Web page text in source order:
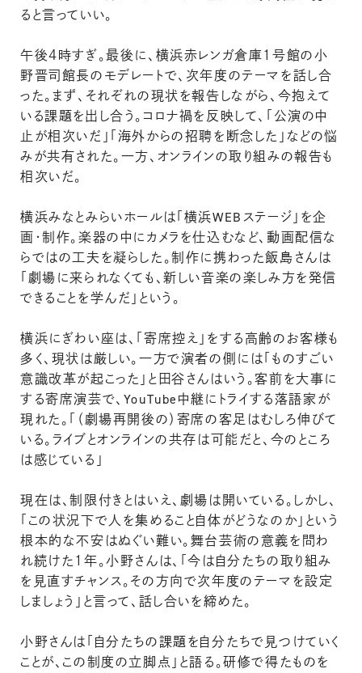
ると言っていい。
午後４時すぎ。最後に、横浜赤レンガ倉庫１号館の小
野晋司館長のモデレートで、次年度のテーマを話し合
った。まず、それぞれの現状を報告しながら、今抱えて
いる課題を出し合う。コロナ禍を反映して、「公演の中
止が相次いだ」「海外からの招聘を断念した」などの悩
みが共有された。一方、オンラインの取り組みの報告も
相次いだ。
横浜みなとみらいホールは「横浜WEBステージ」を企
画・制作。楽器の中にカメラを仕込むなど、動画配信な
らではの工夫を凝らした。制作に携わった飯島さんは
「劇場に来られなくても、新しい音楽の楽しみ方を発信
できることを学んだ」という。
横浜にぎわい座は、「寄席控え」をする高齢のお客様も
多く、現状は厳しい。一方で演者の側には「ものすごい
意識改革が起こった」と田谷さんはいう。客前を大事に
する寄席演芸で、YouTube中継にトライする落語家が
現れた。「（劇場再開後の）寄席の客足はむしろ伸びて
いる。ライブとオンラインの共存は可能だと、今のところ
は感じている」
現在は、制限付きとはいえ、劇場は開いている。しかし、
「この状況下で人を集めること自体がどうなのか」という
根本的な不安はぬぐい難い。舞台芸術の意義を問わ
れ続けた１年。小野さんは、「今は自分たちの取り組み
を見直すチャンス。その方向で次年度のテーマを設定
しましょう」と言って、話し合いを締めた。
小野さんは「自分たちの課題を自分たちで見つけていく
ことが、この制度の立脚点」と語る。研修で得たものを